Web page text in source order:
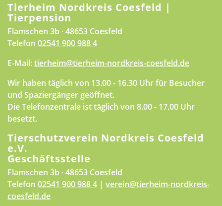
Tierheim Nordkreis Coesfeld |
Tierpension
Flamschen 3b · 48653 Coesfeld
Telefon 02541 900 988 4
E-Mail:tierheim@tierheim-nordkreis-coesfeld.de
Wir haben täglich von 13.00 - 16.30 Uhr für Besucher
und Spaziergänger geöffnet.
Die Telefonzentrale ist täglich von 8.00 - 17.00 Uhr
besetzt.
Tierschutzverein Nordkreis Coesfeld
e.V.
Geschäftsstelle
Flamschen 3b · 48653 Coesfeld
Telefon 02541 900 988 4 | verein@tierheim-nordkreis-
coesfeld.de